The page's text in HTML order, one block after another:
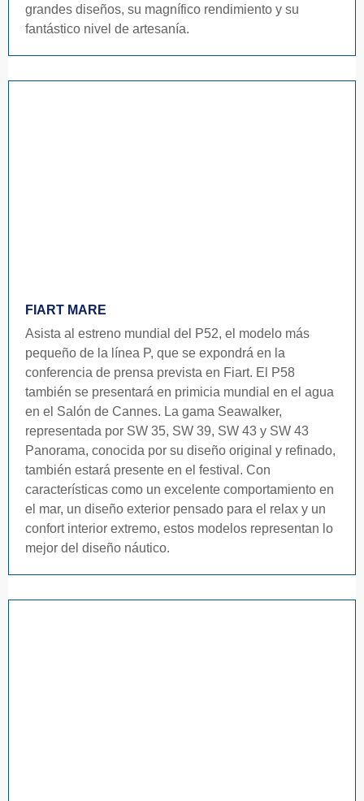
grandes diseños, su magnífico rendimiento y su
fantástico nivel de artesanía.
FIART MARE
Asista al estreno mundial del P52, el modelo más
pequeño de la línea P, que se expondrá en la
conferencia de prensa prevista en Fiart. El P58
también se presentará en primicia mundial en el agua
en el Salón de Cannes. La gama Seawalker,
representada por SW 35, SW 39, SW 43 y SW 43
Panorama, conocida por su diseño original y refinado,
también estará presente en el festival. Con
características como un excelente comportamiento en
el mar, un diseño exterior pensado para el relax y un
confort interior extremo, estos modelos representan lo
mejor del diseño náutico.